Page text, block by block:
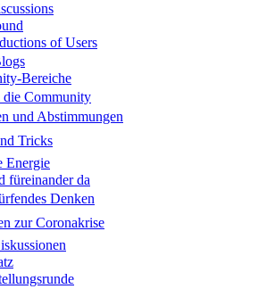
of Users
Bereiche
Community
und Abstimmungen
Tricks
da
Denken
zur Coronakrise